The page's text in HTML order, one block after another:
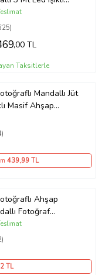
Çerçeve Askısı
,00 TL
Taksitlerle
Mandallı Jüt
Masif Ahşap
439,99 TL
Ahşap
Fotoğraf
TL